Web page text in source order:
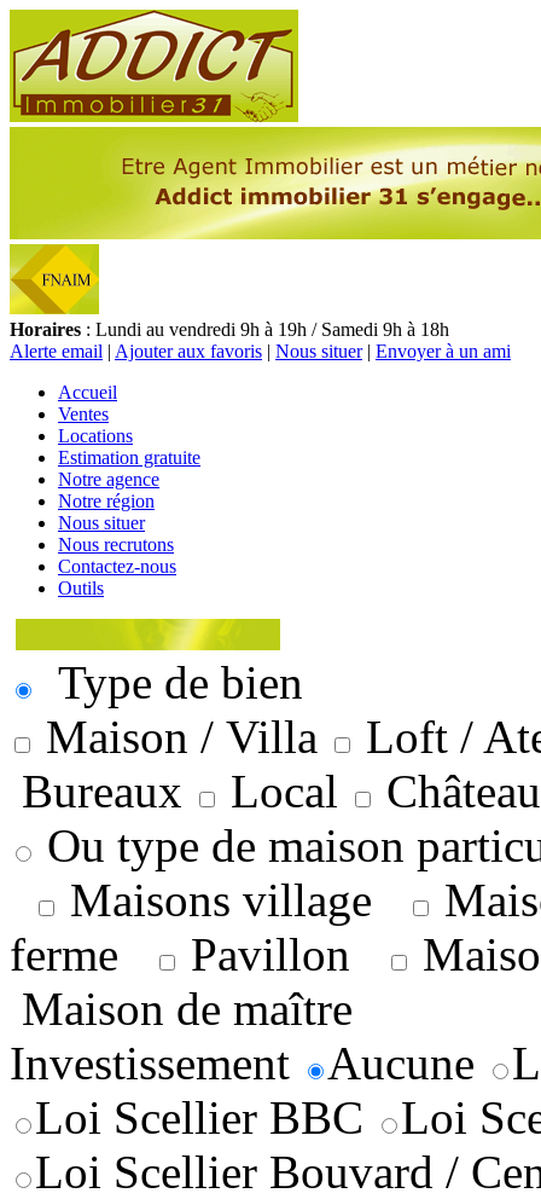
Horaires : Lundi au vendredi 9h à 19h / Samedi 9h à 18h
Alerte email | Ajouter aux favoris | Nous situer| Envoyer à un ami
Accueil
Ventes
Locations
Estimation gratuite
Notre agence
Notre région
Nous situer
Nous recrutons
Contactez-nous
Outils
Type de bien
Maison / Villa
Loft /
Bureaux
Local
Château
Ou type de maison
Maisons village
ferme
Pavillon
Maison de maître
Investissement
Aucune
Loi Scellier BBC
Loi
Loi Scellier Bouvard /